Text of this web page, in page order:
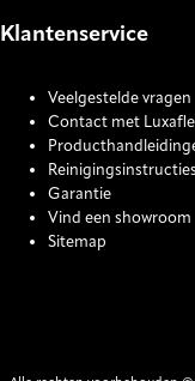
Klantenservice
Veelgestelde vragen
Contact met
Reinigingsinstructies
Garantie
Vind een showroom
Sitemap